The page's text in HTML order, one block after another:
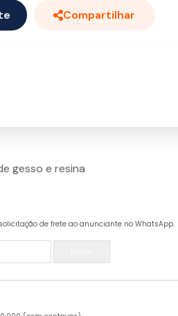
Compartilhar
gesso e resina
de frete ao anunciante no WhatsApp.